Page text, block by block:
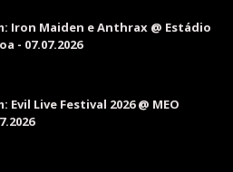
Iron Maiden e Anthrax @ Estádio
- 07.07.2026
Evil Live Festival 2026 @ MEO